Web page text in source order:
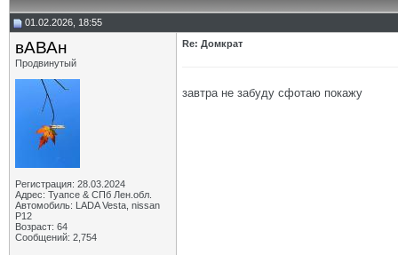
01.02.2026, 18:55
вАВАн
Продвинутый
Регистрация: 28.03.2024
Адрес: Туапсе & СПб Лен.обл.
Автомобиль: LADA Vesta, nissan
P12
Возраст: 64
Сообщений: 2,754
Re: Домкрат
завтра не забуду сфотаю покажу